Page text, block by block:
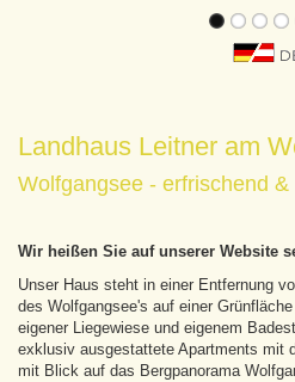
Landhaus Leitner am
Wolfgangsee - erfrischend &
Wir heißen Sie auf unserer Website
Unser Haus steht in einer Entfernung
des Wolfgangsee's auf einer
eigener Liegewiese und eigenem
exklusiv ausgestattete Apartments mit
mit Blick auf das Bergpanorama